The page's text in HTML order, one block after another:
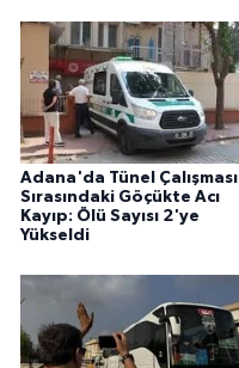
Adana'da Tünel Çalışması
Sırasındaki Göçükte Acı
Kayıp: Ölü Sayısı 2'ye
Yükseldi